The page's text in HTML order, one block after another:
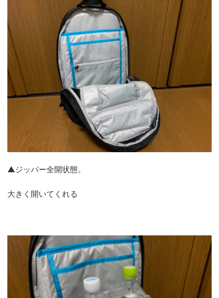
▲ジッパー全開状態。
大きく開いてくれる